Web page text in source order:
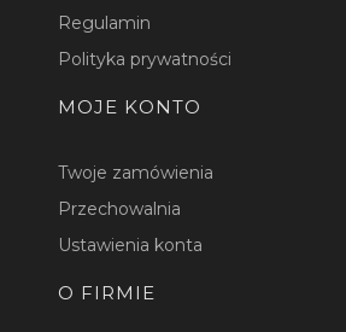
Regulamin
Polityka prywatności
MOJE KONTO
Twoje zamówienia
Przechowalnia
Ustawienia konta
O FIRMIE